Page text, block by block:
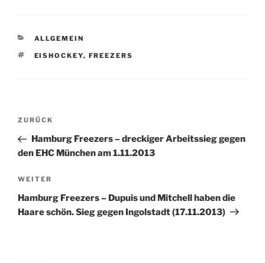
Freezers starteten besser
in die Partie. Das führt
â€œdrückende…
KATEGORIEN
ALLGEMEIN
SCHLAGWÖRTER
EISHOCKEY, FREEZERS
Beitragsnavigation
Vorheriger
Beitrag
ZURÜCK
Hamburg Freezers – dreckiger Arbeitssieg gegen
den EHC München am 1.11.2013
Nächster
Beitrag
WEITER
Hamburg Freezers – Dupuis und Mitchell haben die
Haare schön. Sieg gegen Ingolstadt (17.11.2013)